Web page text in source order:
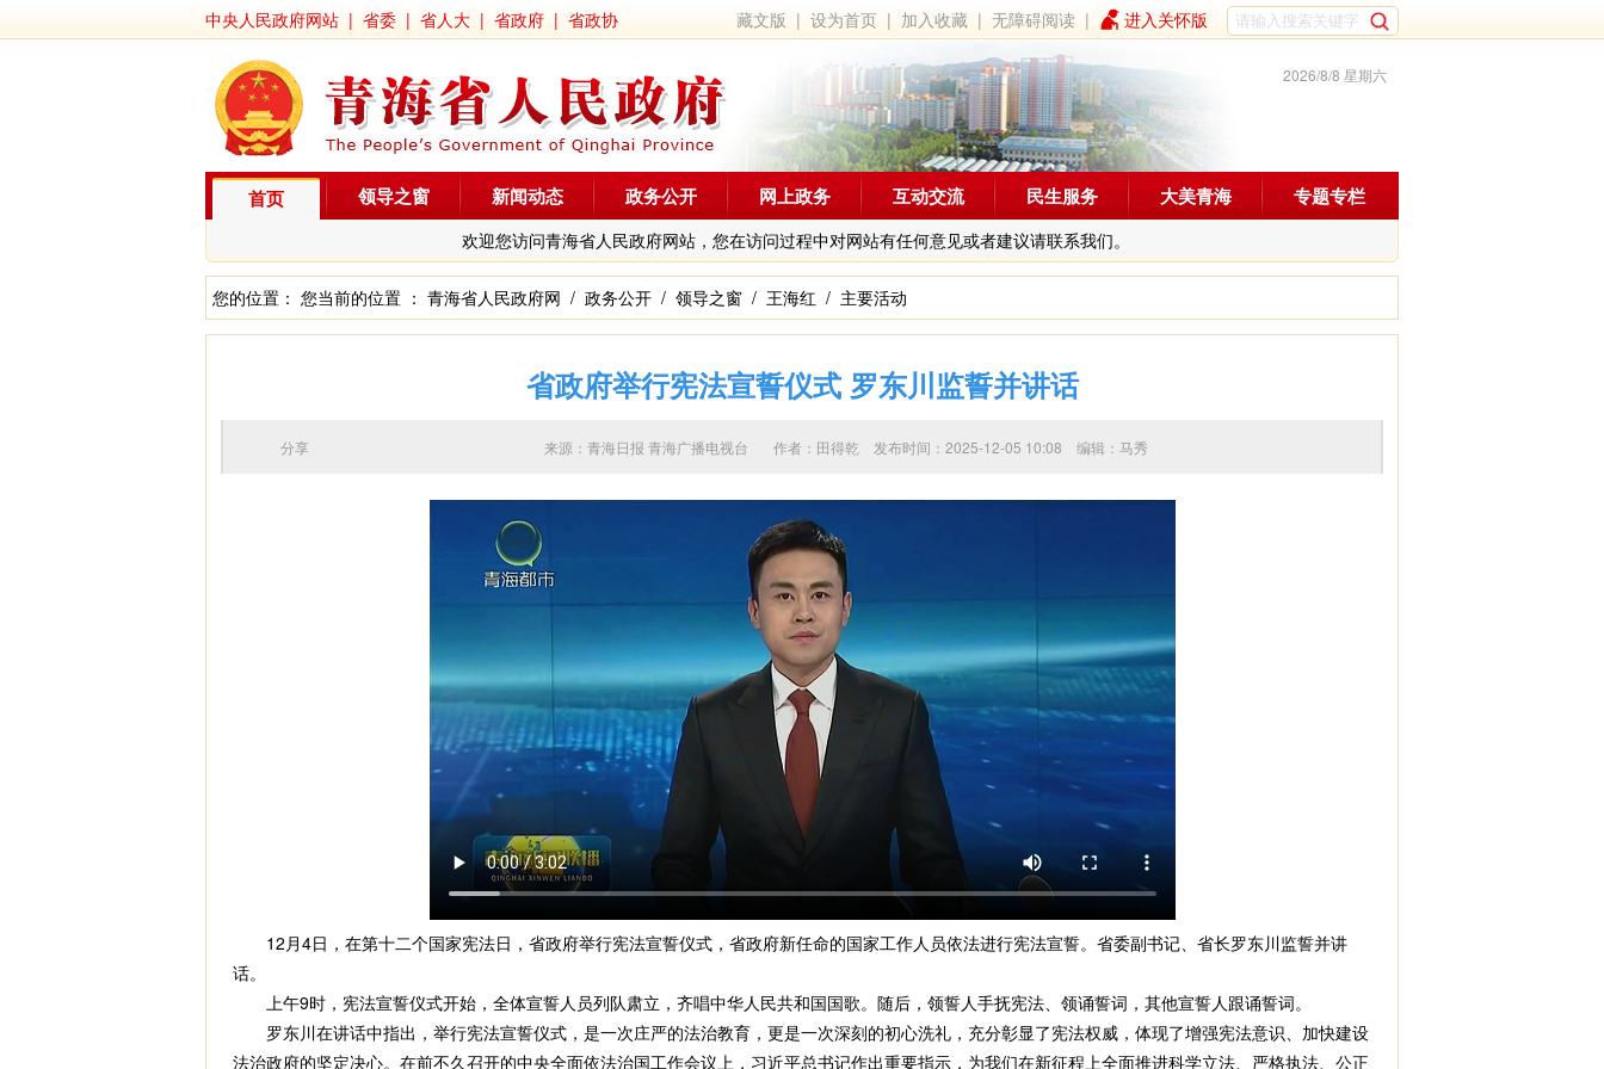
中央人民政府网站 | 省委 | 省人大 | 省政府 | 省政协 藏文版 |设为首页 | 加入收藏 |无障碍阅读 | 进入关怀版
2026/8/8 星期六
首页
欢迎您访问青海省人民政府网站，您在访问过程中对网站有任何意见或者建议请联系我们。
领导之窗 新闻动态 政务公开 网上政务 互动交流 民生服务 大美青海 专题专栏
您的位置： 您当前的位置 ： 青海省人民政府网 / 政务公开 / 领导之窗 / 王海红 / 主要活动
省政府举行宪法宣誓仪式 罗东川监誓并讲话
来源：青海日报 青海广播电视台 作者： 田得乾 发布时间：2025-12-05 10:08 编辑：马秀
分享
12月4日，在第十二个国家宪法日，省政府举行宪法宣誓仪式，省政府新任命的国家工作人员依法进行宪法宣誓。省委副书记、省长罗东川监誓并讲
话。
上午9时，宪法宣誓仪式开始，全体宣誓人员列队肃立，齐唱中华人民共和国国歌。随后，领誓人手抚宪法、领诵誓词，其他宣誓人跟诵誓词。
罗东川在讲话中指出，举行宪法宣誓仪式，是一次庄严的法治教育，更是一次深刻的初心洗礼，充分彰显了宪法权威，体现了增强宪法意识、加快建设
法治政府的坚定决心。在前不久召开的中央全面依法治国工作会议上，习近平总书记作出重要指示，为我们在新征程上全面推进科学立法、严格执法、公正